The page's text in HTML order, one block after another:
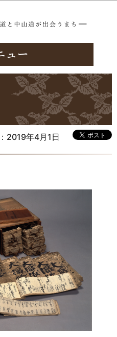
2019年4月1日